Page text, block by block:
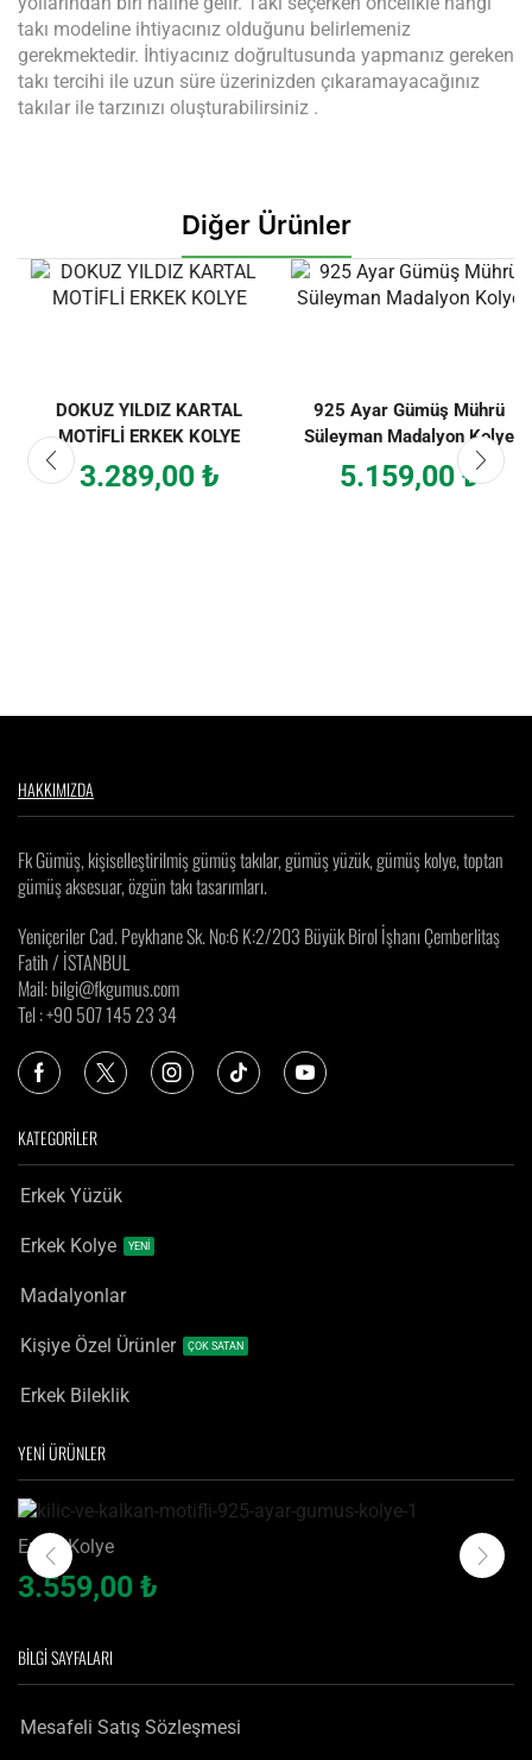
takı modeline ihtiyacınız olduğunu belirlemeniz
gerekmektedir. İhtiyacınız doğrultusunda yapmanız gereken
takı tercihi ile uzun süre üzerinizden çıkaramayacağınız
takılar ile tarzınızı oluşturabilirsiniz .
Diğer Ürünler
DOKUZ YILDIZ KARTAL
MOTİFLİ ERKEK KOLYE
3.289,00₺
925 Ayar Gümüş Mührü
Süleyman Madalyon Kolye
5.159,00₺
HAKKIMIZDA
Fk Gümüş, kişiselleştirilmiş gümüş takılar, gümüş yüzük, gümüş kolye, toptan
gümüş aksesuar, özgün takı tasarımları.
Yeniçeriler Cad. Peykhane Sk. No:6 K:2/203 Büyük Birol İşhanı Çemberlitaş
Fatih / İSTANBUL
Mail: bilgi@fkgumus.com
Tel : +90 507 145 23 34
KATEGORİLER
Erkek Yüzük
Erkek Kolye YENİ
Madalyonlar
Kişiye Özel Ürünler ÇOK SATAN
Erkek Bileklik
YENİ ÜRÜNLER
Erkek Kolye
3.559,00 ₺
BILGI SAYFALARI
Mesafeli Satış Sözleşmesi